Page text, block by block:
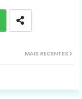
MAIS RECENTES